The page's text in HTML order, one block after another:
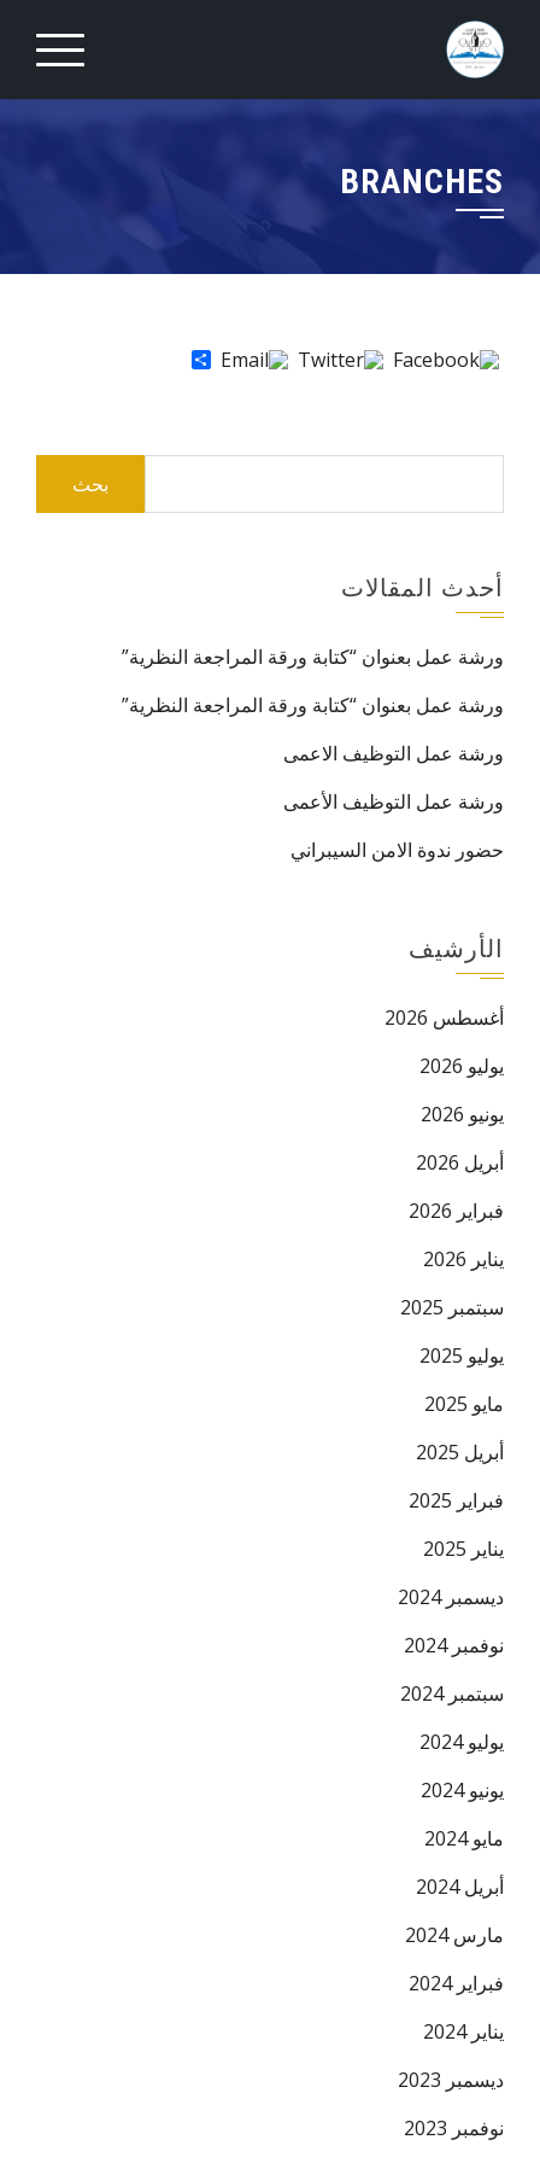
content
BRANCHES
أحدث المقالات
ورشة عمل بعنوان “كتابة ورقة المراجعة النظرية”
ورشة عمل بعنوان “كتابة ورقة المراجعة النظرية”
ورشة عمل التوظيف الاعمى
ورشة عمل التوظيف الأعمى
حضور ندوة الامن السيبراني
الأرشيف
أغسطس 2026
يوليو 2026
يونيو 2026
أبريل 2026
فبراير 2026
يناير 2026
سبتمبر 2025
يوليو 2025
مايو 2025
أبريل 2025
فبراير 2025
يناير 2025
ديسمبر 2024
نوفمبر 2024
سبتمبر 2024
يوليو 2024
يونيو 2024
مايو 2024
أبريل 2024
مارس 2024
فبراير 2024
يناير 2024
ديسمبر 2023
نوفمبر 2023